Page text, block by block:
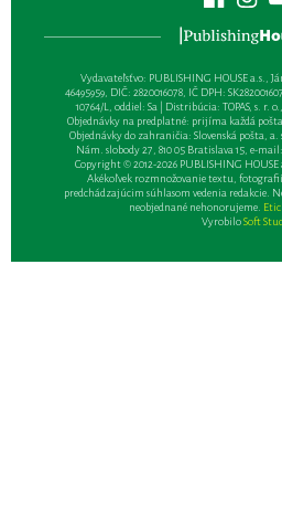
Vydavateľsťvo: PUBLISHING HOUSE a.s.,
46495959, DIČ: 2820016078, IČ DPH:
10764/L, oddiel: Sa | Distribúcia: TOPAS, s. r.
Objednávky na predplatné: prijíma každá pošta
Objednávky do zahraničia: Slovenská pošta, a.
Nám. slobody 27, 810 05 Bratislava 15, e-mail:
Copyright © 2012-2026 PUBLISHING HOUSE
Akékoľvek rozmnožovanie textu,
predchádzajúcim súhlasom vedenia redakcie.
neobjednané nehonorujeme.
VyrobiloSoft